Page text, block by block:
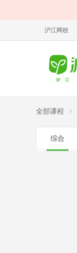
沪江网校
全部课程
综合